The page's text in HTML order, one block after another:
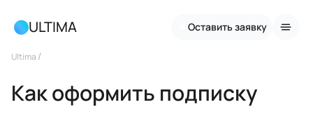
ULTIMA Оставить заявку
Ultima /
Как оформить подписку